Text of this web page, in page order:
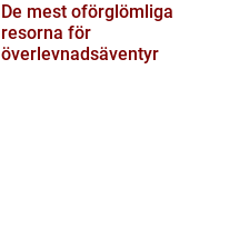
De mest oförglömliga
resorna för
överlevnadsäventyr